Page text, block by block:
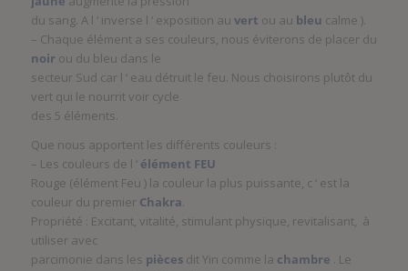
du sang. A l ‘ inverse l ‘ exposition au vert ou au bleu calme ).
– Chaque élément a ses couleurs, nous éviterons de placer du
noirou du bleu dans le
secteur Sud car l ‘ eau détruit le feu. Nous choisirons plutôt du
vert qui le nourrit voir cycle
des 5 éléments.
Que nous apportent les différents couleurs :
– Les couleurs de l ‘ élément FEU
Rouge (élément Feu ) la couleur la plus puissante, c ‘ est la
couleur du premier Chakra.
Propriété : Excitant, vitalité, stimulant physique, revitalisant, à
utiliser avec
parcimonie dans les piècesdit Yin comme la chambre . Le